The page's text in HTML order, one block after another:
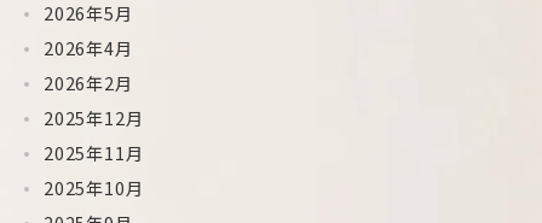
2026年5月
2026年4月
2026年2月
2025年12月
2025年11月
2025年10月